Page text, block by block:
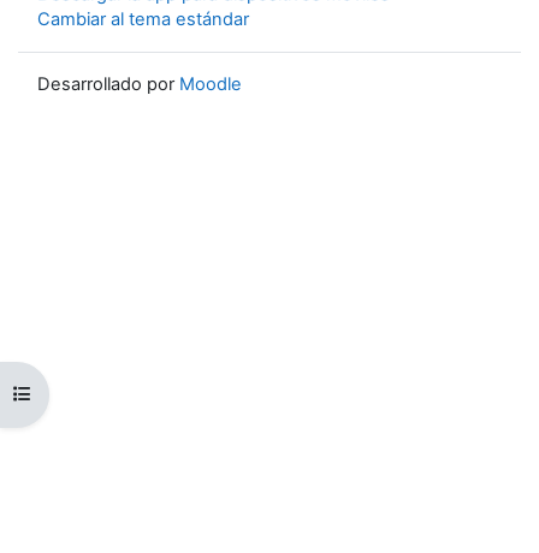
Abrir índice del curso
Cambiar al tema estándar
Desarrollado por Moodle